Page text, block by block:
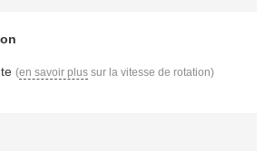
(en savoir plussur la vitesse de rotation)